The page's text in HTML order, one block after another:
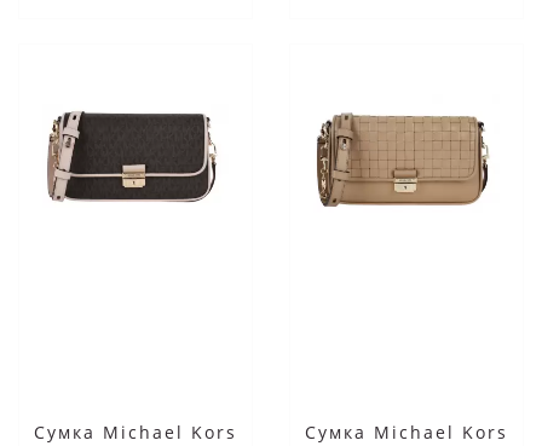
Сумка Michael Kors
Сумка Michael Kors